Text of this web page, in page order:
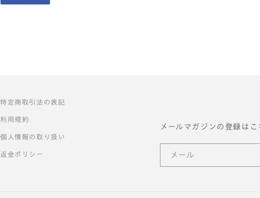
特定商取引法の表記
利用規約
個人情報の取り扱い
返金ポリシー
メールマガジンの登録はこ
メール